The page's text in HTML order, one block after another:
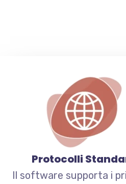
Protocolli
Il software supporta i